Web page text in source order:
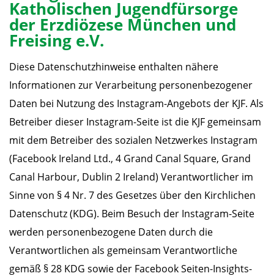
Katholischen Jugendfürsorge
der Erzdiözese München und
Freising e.V.
Diese Datenschutzhinweise enthalten nähere
Informationen zur Verarbeitung personenbezogener
Daten bei Nutzung des Instagram-Angebots der KJF. Als
Betreiber dieser Instagram-Seite ist die KJF gemeinsam
mit dem Betreiber des sozialen Netzwerkes Instagram
(Facebook Ireland Ltd., 4 Grand Canal Square, Grand
Canal Harbour, Dublin 2 Ireland) Verantwortlicher im
Sinne von § 4 Nr. 7 des Gesetzes über den Kirchlichen
Datenschutz (KDG). Beim Besuch der Instagram-Seite
werden personenbezogene Daten durch die
Verantwortlichen als gemeinsam Verantwortliche
gemäß § 28 KDG sowie der Facebook Seiten-Insights-